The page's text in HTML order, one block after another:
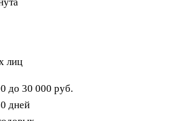
лиц
до 30 000 руб.
дней